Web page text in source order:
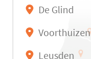
De Glind
Voorthuizen
Leusden